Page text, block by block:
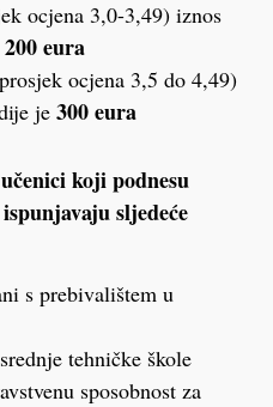
ocjena 3,0-3,49) iznos
200 eura
ocjena 3,5 do 4,49)
je 300 eura
koji podnesu
sljedeće
s prebivalištem u
tehničke škole
sposobnost za